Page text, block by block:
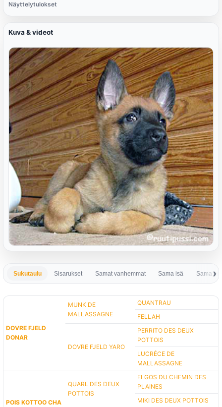
Näyttelytulokset
Kuva & videot
Sukutaulu Sisarukset Samat vanhemmat Sama isä Sama
DOVRE FJELD
DONAR
MUNK DE
MALLASSAGNE
QUANTRAU
FELLAH
DOVRE FJELD YARO
PERRITO DES DEUX
POTTOIS
LUCRÉCE DE
MALLASSAGNE
POIS KOTTOO CHA
QUARL DES DEUX
POTTOIS
ELGOS DU CHEMIN DES
PLAINES
MIKI DES DEUX POTTOIS